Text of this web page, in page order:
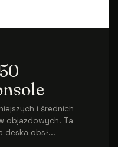
i średnich
objazdowych. Ta
obsł...